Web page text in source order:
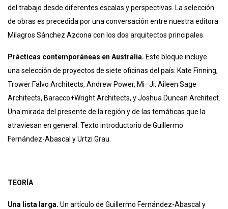
del trabajo desde diferentes escalas y perspectivas. La selección
de obras es precedida por una conversación entre nuestra editora
Milagros Sánchez Azcona con los dos arquitectos principales.
Prácticas contemporáneas en Australia. Este bloque incluye
una selección de proyectos de siete oficinas del país: Kate Finning,
Trower Falvo Architects, Andrew Power, Mi–Ji, Aileen Sage
Architects, Baracco+Wright Architects, y Joshua Duncan Architect.
Una mirada del presente de la región y de las temáticas que la
atraviesan en general. Texto introductorio de Guillermo
Fernández-Abascal y Urtzi Grau.
TEORÍA
Una lista larga. Un artículo de Guillermo Fernández-Abascal y